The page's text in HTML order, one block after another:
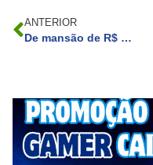
ANTERIOR
De mansão de R$ 800 mi a vida em trailer: como Tori Spelling perdeu tudo?